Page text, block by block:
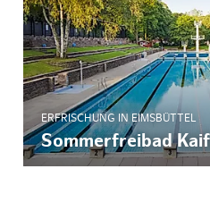
ERFRISCHUNG IN EIMSBÜTTEL
Sommerfreibad